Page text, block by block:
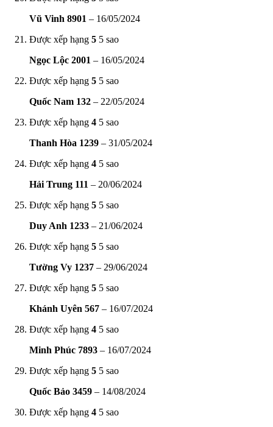
Vũ Vinh 8901 – 16/05/2024
Được xếp hạng 5 5 sao
Ngọc Lộc 2001 – 16/05/2024
Được xếp hạng 5 5 sao
Quốc Nam 132 – 22/05/2024
Được xếp hạng 4 5 sao
Thanh Hòa 1239 – 31/05/2024
Được xếp hạng 4 5 sao
Hải Trung 111 – 20/06/2024
Được xếp hạng 5 5 sao
Duy Anh 1233 – 21/06/2024
Được xếp hạng 5 5 sao
Tường Vy 1237 – 29/06/2024
Được xếp hạng 5 5 sao
Khánh Uyên 567 – 16/07/2024
Được xếp hạng 4 5 sao
Minh Phúc 7893 – 16/07/2024
Được xếp hạng 5 5 sao
Quốc Bảo 3459 – 14/08/2024
Được xếp hạng 4 5 sao